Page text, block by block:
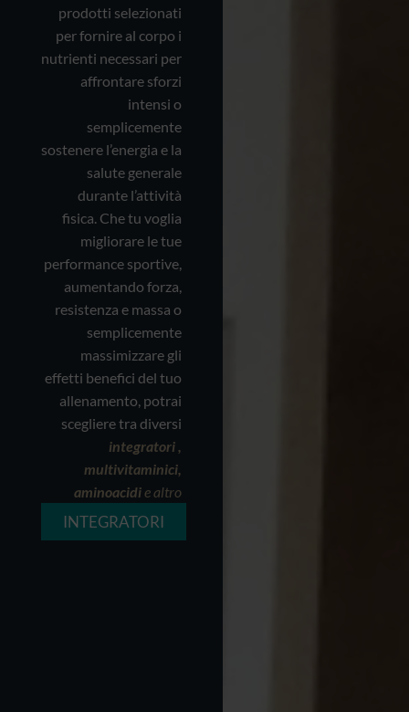
prodotti selezionati
per fornire al corpo i
nutrienti necessari per
affrontare sforzi
intensi o
semplicemente
sostenere l’energia e la
salute generale
durante l’attività
fisica. Che tu voglia
migliorare le tue
performance sportive,
aumentando forza,
resistenza e massa o
semplicemente
massimizzare gli
effetti benefici del tuo
allenamento, potrai
scegliere tra diversi
integratori,
multivitaminici,
aminoacidie altro
INTEGRATORI